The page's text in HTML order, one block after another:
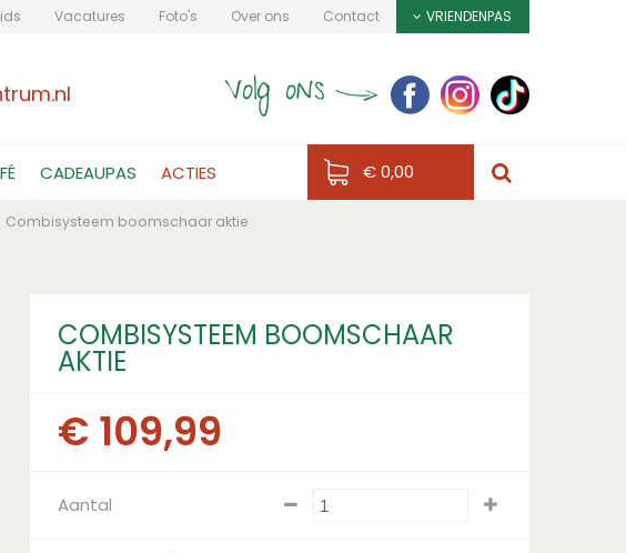
Combisysteem boomschaar aktie
Vacatures Foto's Over ons Contact VRIENDENPAS
CADEAUPAS ACTIES € 0,00
COMBISYSTEEM BOOMSCHAAR
AKTIE
€109,99
Aantal